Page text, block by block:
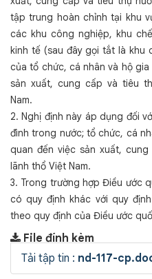
tập trung hoàn chỉnh tại khu
các khu công nghiệp, khu
kinh tế (sau đây gọi tắt là khu
của tổ chức, cá nhân và hộ
sản xuất, cung cấp và tiêu
Nam.
2. Nghị định này áp dụng đối
đình trong nước; tổ chức, cá
quan đến việc sản xuất,
lãnh thổ Việt Nam.
3. Trong trường hợp Điều ước
có quy định khác với quy
theo quy định của Điều ước
File đính kèm
Tải tập tin : nd-117-